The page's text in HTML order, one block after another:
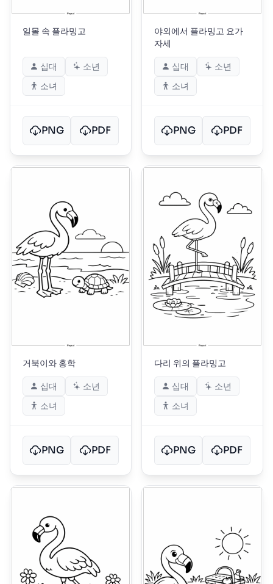
일몰 속 플라밍고
십대
소년
소녀
PNG PDF
야외에서 플라밍고 요가
자세
십대
소년
소녀
PNG PDF
거북이와 홍학
십대
소년
소녀
PNG PDF
다리 위의 플라밍고
십대
소년
소녀
PNG PDF